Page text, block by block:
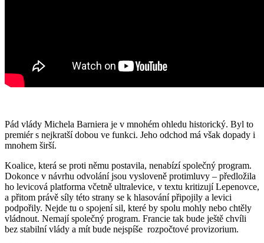
Pád vlády Michela Barniera je v mnohém ohledu historický. Byl to
premiér s nejkratší dobou ve funkci. Jeho odchod má však dopady i
mnohem širší.
Koalice, která se proti němu postavila, nenabízí společný program.
Dokonce v návrhu odvolání jsou vysloveně protimluvy – předložila
ho levicová platforma včetně ultralevice, v textu kritizují Lepenovce,
a přitom právě síly této strany se k hlasování připojily a levici
podpořily. Nejde tu o spojení sil, které by spolu mohly nebo chtěly
vládnout. Nemají společný program. Francie tak bude ještě chvíli
bez stabilní vlády a mít bude nejspíše rozpočtové provizorium.